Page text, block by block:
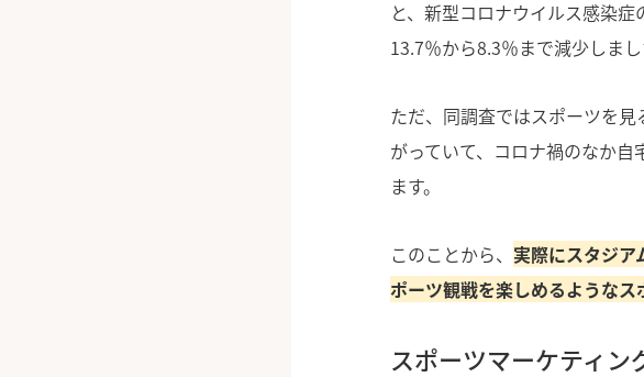
と、新型コロナウイルス感染
13.7％から8.3％まで減少しまし
ただ、同調査ではスポーツを
がっていて、コロナ禍のなか
ます。
このことから、 実際にスタジ
ポーツ観戦を楽しめるようなス
スポーツマーケティン